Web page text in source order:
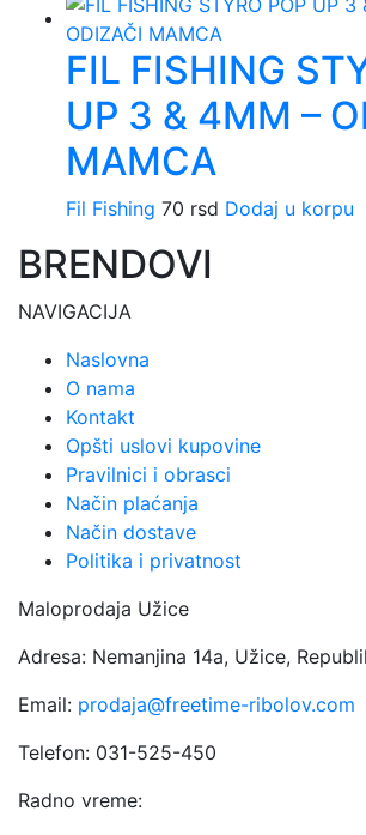
FIL FISHING
UP 3 & 4MM –
MAMCA
Fil Fishing 70 rsd Dodaj u korpu
BRENDOVI
NAVIGACIJA
Naslovna
O nama
Kontakt
Opšti uslovi kupovine
Pravilnici i obrasci
Način plaćanja
Način dostave
Politika i privatnost
Maloprodaja Užice
Adresa: Nemanjina 14a, Užice,
Email: prodaja@freetime-ribolov.com
Telefon: 031-525-450
Radno vreme: